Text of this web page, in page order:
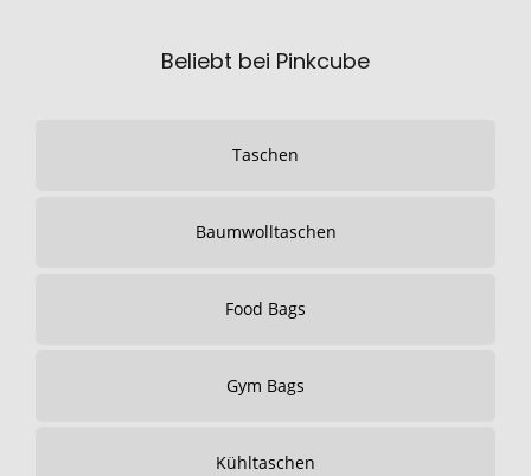
Beliebt bei Pinkcube
Taschen
Baumwolltaschen
Food Bags
Gym Bags
Kühltaschen